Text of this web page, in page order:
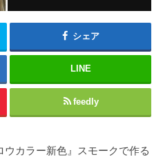
シェア
LINE
feedly
ウカラー新色』スモークで作る